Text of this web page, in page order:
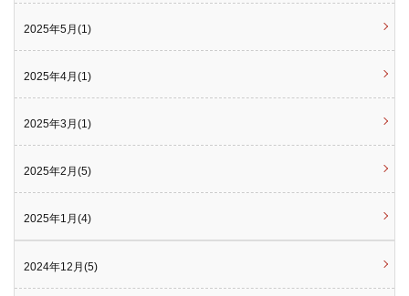
2025年5月(1)
2025年4月(1)
2025年3月(1)
2025年2月(5)
2025年1月(4)
2024年12月(5)